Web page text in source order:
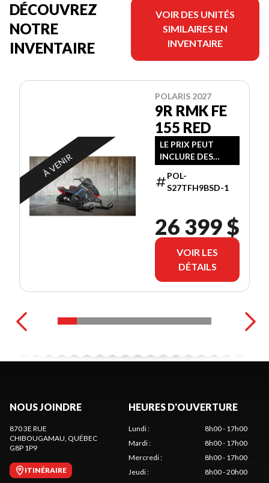
DÉCOUVREZ
NOTRE
INVENTAIRE
VOIR DES UNITÉS
SIMILAIRES EN
INVENTAIRE
À VENIR
POLARIS 2027
9R RMK FE
155 RED
LE PRIX PEUT
INCLURE DES
FRAIS
SUPPLÉMENTAIRE
POL-
S27TFH9BSD-1
26 399 $
VOIR LES
DÉTAILS
NOUS JOINDRE
870 3E RUE
CHIBOUGAMAU, QUÉBEC
G8P 1P9
ITINÉRAIRE
HEURES D'OUVERTURE
Lundi:
8h00 - 17h00
Mardi:
8h00 - 17h00
Mercredi:
8h00 - 17h00
Jeudi:
8h00 - 20h00